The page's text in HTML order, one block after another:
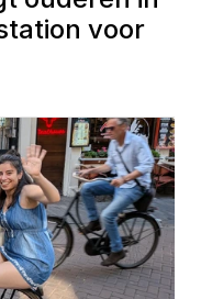
voor